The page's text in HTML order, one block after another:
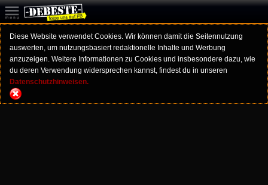
Diese Website verwendet Cookies. Wir können damit die Seitennutzung
auswerten, um nutzungsbasiert redaktionelle Inhalte und Werbung
anzuzeigen. Weitere Informationen zu Cookies und insbesondere dazu, wie
du deren Verwendung widersprechen kannst, findest du in unseren
Datenschutzhinweisen.